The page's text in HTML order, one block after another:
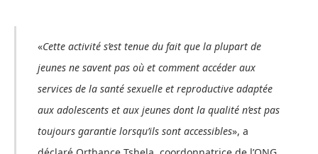
«Cette activité s’est tenue du fait que la plupart de
jeunes ne savent pas où et comment accéder aux
services de la santé sexuelle et reproductive adaptée
aux adolescents et aux jeunes dont la qualité n’est pas
toujours garantie lorsqu’ils sont accessibles», a